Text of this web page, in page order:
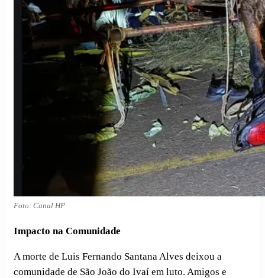
Foto: Canal HP
Impacto na Comunidade
A morte de Luis Fernando Santana Alves deixou a
comunidade de São João do Ivaí em luto. Amigos e